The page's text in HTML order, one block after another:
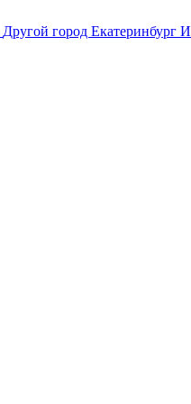
Другой город Екатеринбург